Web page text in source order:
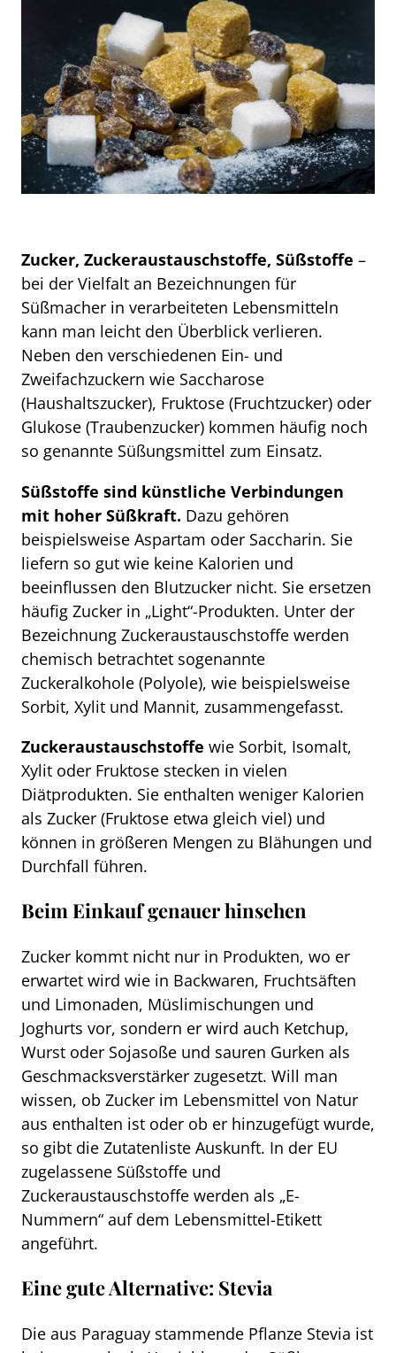
Zucker, Zuckeraustauschstoffe, Süßstoffe –
bei der Vielfalt an Bezeichnungen für
Süßmacher in verarbeiteten Lebensmitteln
kann man leicht den Überblick verlieren.
Neben den verschiedenen Ein- und
Zweifachzuckern wie Saccharose
(Haushaltszucker), Fruktose (Fruchtzucker) oder
Glukose (Traubenzucker) kommen häufig noch
so genannte Süßungsmittel zum Einsatz.
Süßstoffe sind künstliche Verbindungen
mit hoher Süßkraft. Dazu gehören
beispielsweise Aspartam oder Saccharin. Sie
liefern so gut wie keine Kalorien und
beeinflussen den Blutzucker nicht. Sie ersetzen
häufig Zucker in „Light“-Produkten. Unter der
Bezeichnung Zuckeraustauschstoffe werden
chemisch betrachtet sogenannte
Zuckeralkohole (Polyole), wie beispielsweise
Sorbit, Xylit und Mannit, zusammengefasst.
Zuckeraustauschstoffe wie Sorbit, Isomalt,
Xylit oder Fruktose stecken in vielen
Diätprodukten. Sie enthalten weniger Kalorien
als Zucker (Fruktose etwa gleich viel) und
können in größeren Mengen zu Blähungen und
Durchfall führen.
Beim Einkauf genauer hinsehen
Zucker kommt nicht nur in Produkten, wo er
erwartet wird wie in Backwaren, Fruchtsäften
und Limonaden, Müslimischungen und
Joghurts vor, sondern er wird auch Ketchup,
Wurst oder Sojasoße und sauren Gurken als
Geschmacksverstärker zugesetzt. Will man
wissen, ob Zucker im Lebensmittel von Natur
aus enthalten ist oder ob er hinzugefügt wurde,
so gibt die Zutatenliste Auskunft. In der EU
zugelassene Süßstoffe und
Zuckeraustauschstoffe werden als „E-
Nummern“ auf dem Lebensmittel-Etikett
angeführt.
Eine gute Alternative: Stevia
Die aus Paraguay stammende Pflanze Stevia ist